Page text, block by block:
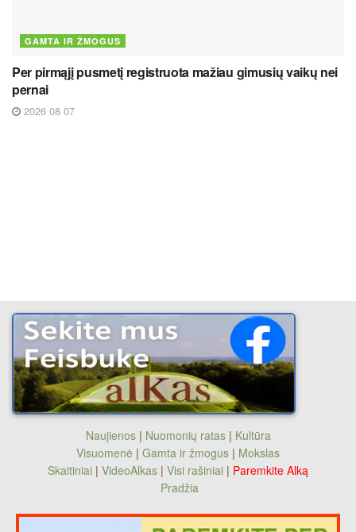
GAMTA IR ŽMOGUS
Per pirmąjį pusmetį registruota mažiau gimusių vaikų nei
pernai
2026 08 07
Naujienos| Nuomonių ratas| Kultūra
Visuomenė | Gamta ir žmogus | Mokslas
Skaitiniai | VideoAlkas | Visi rašiniai | Paremkite Alką
Pradžia